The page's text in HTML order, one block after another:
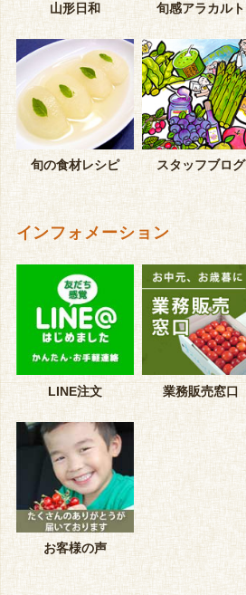
山形日和 旬感アラカルト
旬の食材レシピ スタッフブログ
インフォメーション
LINE注文 業務販売窓口
お客様の声